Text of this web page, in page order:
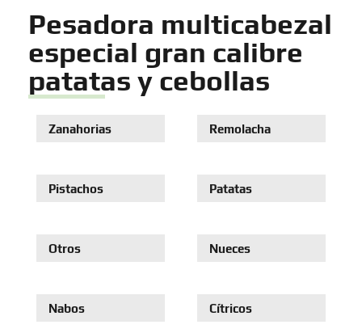
Pesadora multicabezal
especial gran calibre
patatas y cebollas
Zanahorias Remolacha
Pistachos Patatas
Otros Nueces
Nabos Cítricos